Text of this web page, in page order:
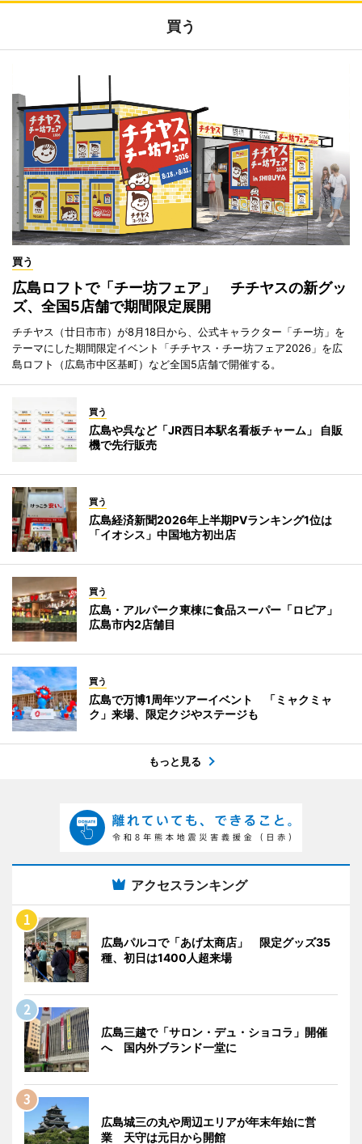
買う
買う
広島ロフトで「チー坊フェア」 チチヤスの新グッ
ズ、全国5店舗で期間限定展開
チチヤス（廿日市市）が8月18日から、公式キャラクター「チー坊」を
テーマにした期間限定イベント「チチヤス・チー坊フェア2026」を広
島ロフト（広島市中区基町）など全国5店舗で開催する。
買う
広島や呉など「JR西日本駅名看板チャーム」 自販
機で先行販売
買う
広島経済新聞2026年上半期PVランキング1位は
「イオシス」中国地方初出店
買う
広島・アルパーク東棟に食品スーパー「ロピア」
広島市内2店舗目
買う
広島で万博1周年ツアーイベント 「ミャクミャ
ク」来場、限定クジやステージも
もっと見る
アクセスランキング
広島パルコで「あげ太商店」 限定グッズ35
種、初日は1400人超来場
広島三越で「サロン・デュ・ショコラ」開催
へ 国内外ブランド一堂に
広島城三の丸や周辺エリアが年末年始に営
業 天守は元日から開館